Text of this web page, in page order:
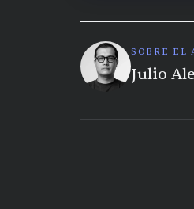
SOBRE EL
Julio